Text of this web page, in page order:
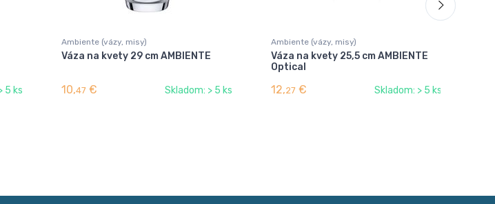
5 ks
Ambiente (vázy, misy)
Váza na kvety 29 cm AMBIENTE
10,47 € Skladom: > 5 ks
Ambiente (vázy, misy)
Váza na kvety 25,5 cm AMBIENTE
Optical
12,27 € Skladom: > 5 ks